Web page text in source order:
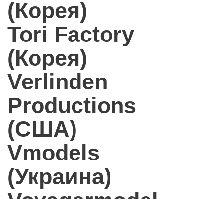
(Корея)
Tori Factory
(Корея)
Verlinden
Productions
(США)
Vmodels
(Украина)